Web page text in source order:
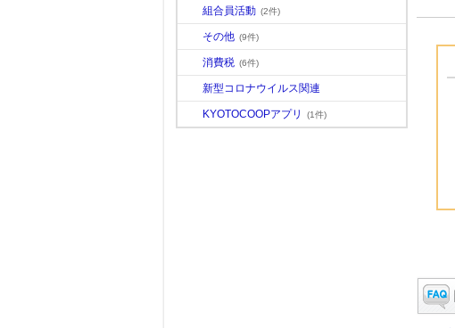
組合員活動 (2件)
その他 (9件)
消費税 (6件)
新型コロナウイルス関連
KYOTOCOOPアプリ (1件)